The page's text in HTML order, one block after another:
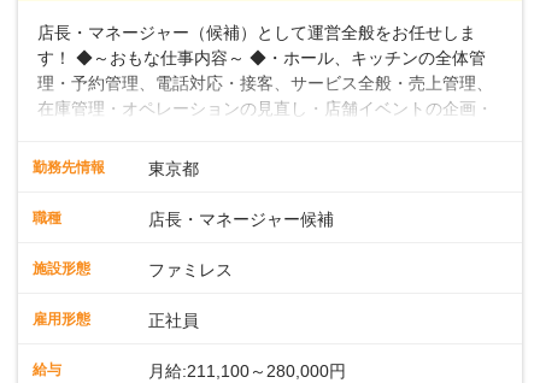
店長・マネージャー（候補）として運営全般をお任せしま
す！ ◆～おもな仕事内容～ ◆・ホール、キッチンの全体管
理・予約管理、電話対応・接客、サービス全般・売上管理、
在庫管理・オペレーションの見直し・店舗イベントの企画・
入社後はスキルに合わせた業務からお任せしますので、徐々
向上を目指すDX推進～ ◆すかいらーくのレストランでは、
スタッフの働きやすさをサポートしています。配膳ロボット
や歩行数が約40%も削減されました！また、配膳ロボットに
なDX（デジタルトランスフォーメーション）の取り組みを進
勤務先情報 東京都
職種 店長・マネージャー候補
施設形態 ファミレス
雇用形態 正社員
給与 月給:211,100～280,000円